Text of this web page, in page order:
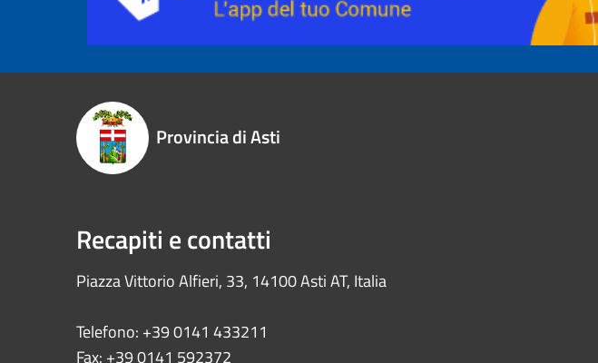
Provincia di Asti
Recapiti e contatti
Piazza Vittorio Alfieri, 33, 14100 Asti AT, Italia
Telefono: +39 0141 433211
Fax: +39 0141 592372